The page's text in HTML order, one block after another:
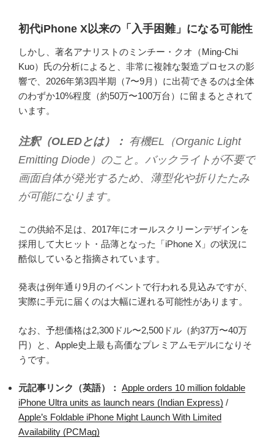
初代iPhone X以来の「入手困難」になる可能性
しかし、著名アナリストのミンチー・クオ（Ming-Chi
Kuo）氏の分析によると、非常に複雑な製造プロセスの影
響で、2026年第3四半期（7〜9月）に出荷できるのは全体
のわずか10%程度（約50万〜100万台）に留まるとされて
います。
注釈（OLEDとは）： 有機EL（Organic Light
Emitting Diode）のこと。バックライトが不要で
画面自体が発光するため、薄型化や折りたたみ
が可能になります。
この供給不足は、2017年にオールスクリーンデザインを
採用して大ヒット・品薄となった「iPhone X」の状況に
酷似していると指摘されています。
発表は例年通り9月のイベントで行われる見込みですが、
実際に手元に届くのは大幅に遅れる可能性があります。
なお、予想価格は2,300ドル〜2,500ドル（約37万〜40万
円）と、Apple史上最も高価なプレミアムモデルになりそ
うです。
元記事リンク（英語）： Apple orders 10 million foldable
iPhone Ultra units as launch nears (Indian Express) /
Apple’s Foldable iPhone Might Launch With Limited
Availability (PCMag)